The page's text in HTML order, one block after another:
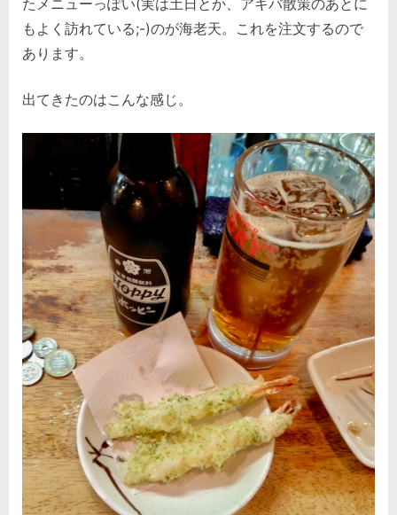
もよく訪れている;-)のが海老天。これを注文するので
あります。
出てきたのはこんな感じ。